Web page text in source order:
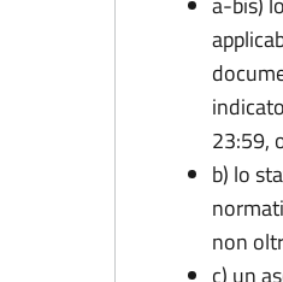
23:59,
b) lo
non
c) un